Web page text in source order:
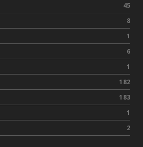
45
8
1
6
1
182
183
1
2